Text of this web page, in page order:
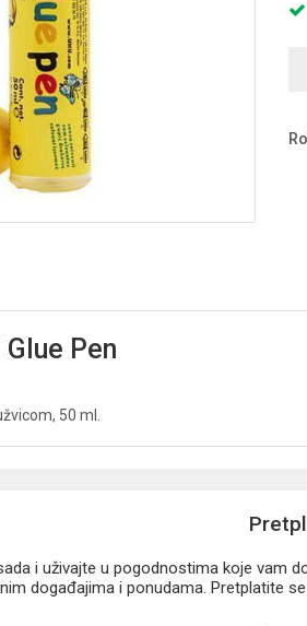
Pen
50 ml.
i uživajte u pogodnostima koje vam
događajima i ponudama. Pretplatite